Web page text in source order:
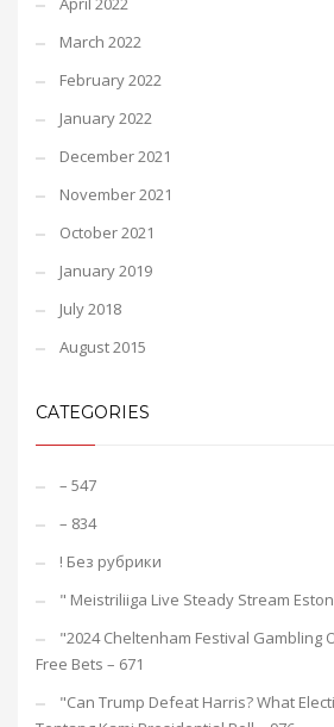
March 2022
February 2022
January 2022
December 2021
November 2021
October 2021
January 2019
July 2018
August 2015
CATEGORIES
– 547
– 834
! Без рубрики
"️ Meistriliiga Live Steady Stream
"2024 Cheltenham Festival Gambling
Free Bets – 671
"Can Trump Defeat Harris? What